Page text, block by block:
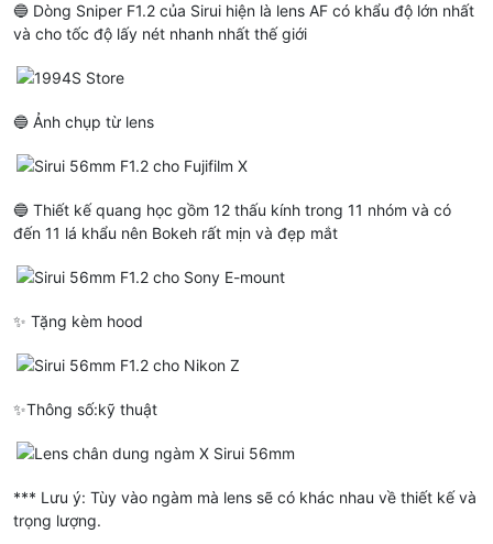
🔵 Dòng Sniper F1.2 của Sirui hiện là lens AF có khẩu độ lớn nhất
và cho tốc độ lấy nét nhanh nhất thế giới
🔵 Ảnh chụp từ lens
🔵 Thiết kế quang học gồm 12 thấu kính trong 11 nhóm và có
đến 11 lá khẩu nên Bokeh rất mịn và đẹp mắt
✨ Tặng kèm hood
✨Thông số:kỹ thuật
*** Lưu ý: Tùy vào ngàm mà lens sẽ có khác nhau về thiết kế và
trọng lượng.